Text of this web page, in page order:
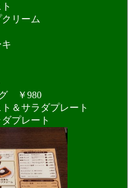
リーム
￥980
＆サラダプレート
プレート